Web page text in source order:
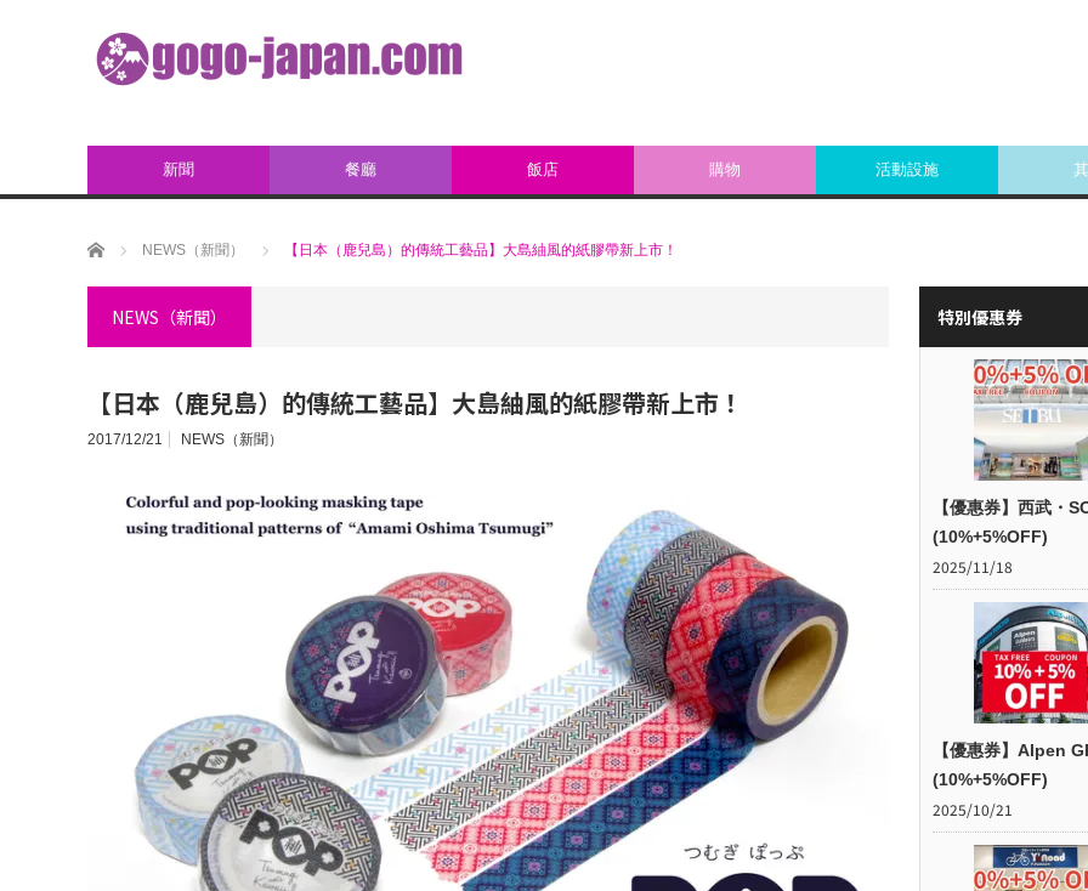
新聞 餐廳 飯店 購物 活動設施
ホーム NEWS（新聞） 【日本（鹿兒島）的傳統工藝品】大島紬風的紙膠帶新上市！
NEWS（新聞）
【日本（鹿兒島）的傳統工藝品】大島紬風的紙膠帶新上市！
2017/12/21 NEWS（新聞）
特別優惠券
【優惠券】西武・
(10%+5%OFF)
2025/11/18
【優惠券】Alpen
(10%+5%OFF)
2025/10/21